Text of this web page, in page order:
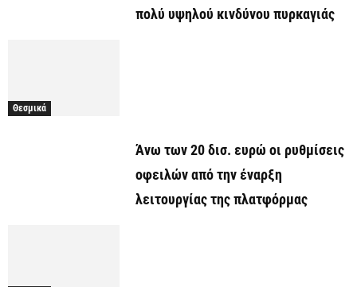
πολύ υψηλού κινδύνου πυρκαγιάς
Θεσμικά
Άνω των 20 δισ. ευρώ οι ρυθμίσεις
οφειλών από την έναρξη
λειτουργίας της πλατφόρμας